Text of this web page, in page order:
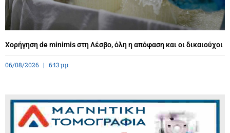
Χορήγηση de minimis στη Λέσβο, όλη η απόφαση και οι δικαιούχοι
06/08/2026 6:13 μμ